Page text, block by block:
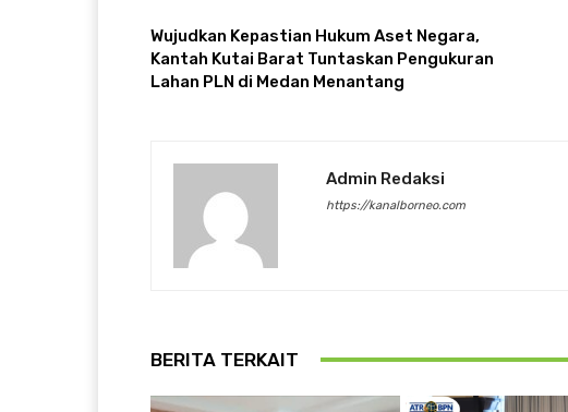
Wujudkan Kepastian Hukum Aset Negara,
Kantah Kutai Barat Tuntaskan Pengukuran
Lahan PLN di Medan Menantang
Admin Redaksi
https://kanalborneo.com
BERITA TERKAIT